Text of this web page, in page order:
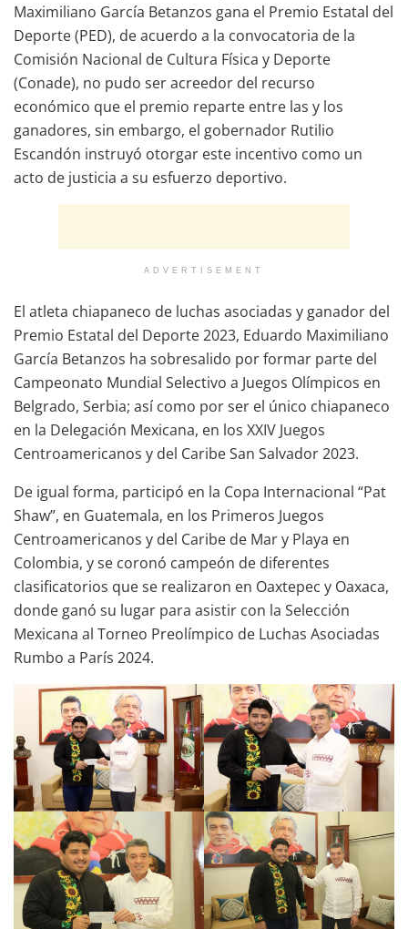
Maximiliano García Betanzos gana el Premio Estatal del
Deporte (PED), de acuerdo a la convocatoria de la
Comisión Nacional de Cultura Física y Deporte
(Conade), no pudo ser acreedor del recurso
económico que el premio reparte entre las y los
ganadores, sin embargo, el gobernador Rutilio
Escandón instruyó otorgar este incentivo como un
acto de justicia a su esfuerzo deportivo.
ADVERTISEMENT
El atleta chiapaneco de luchas asociadas y ganador del
Premio Estatal del Deporte 2023, Eduardo Maximiliano
García Betanzos ha sobresalido por formar parte del
Campeonato Mundial Selectivo a Juegos Olímpicos en
Belgrado, Serbia; así como por ser el único chiapaneco
en la Delegación Mexicana, en los XXIV Juegos
Centroamericanos y del Caribe San Salvador 2023.
De igual forma, participó en la Copa Internacional “Pat
Shaw”, en Guatemala, en los Primeros Juegos
Centroamericanos y del Caribe de Mar y Playa en
Colombia, y se coronó campeón de diferentes
clasificatorios que se realizaron en Oaxtepec y Oaxaca,
donde ganó su lugar para asistir con la Selección
Mexicana al Torneo Preolímpico de Luchas Asociadas
Rumbo a París 2024.